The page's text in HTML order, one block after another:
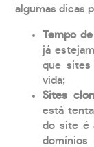
algumas dicas
Tempo
já
que sites
vida;
Sites
está
do site é
domínios